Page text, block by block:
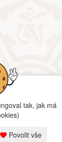
tak, jak má
Povolit vše